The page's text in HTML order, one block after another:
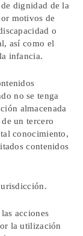
dignidad de la
motivos de
o
así como el
infancia.
no se tenga
almacenada
un tercero
conocimiento,
contenidos
acciones
la utilización